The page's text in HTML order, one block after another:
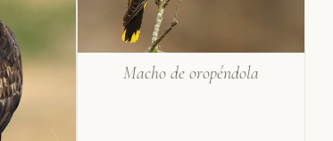
Macho de oropéndola